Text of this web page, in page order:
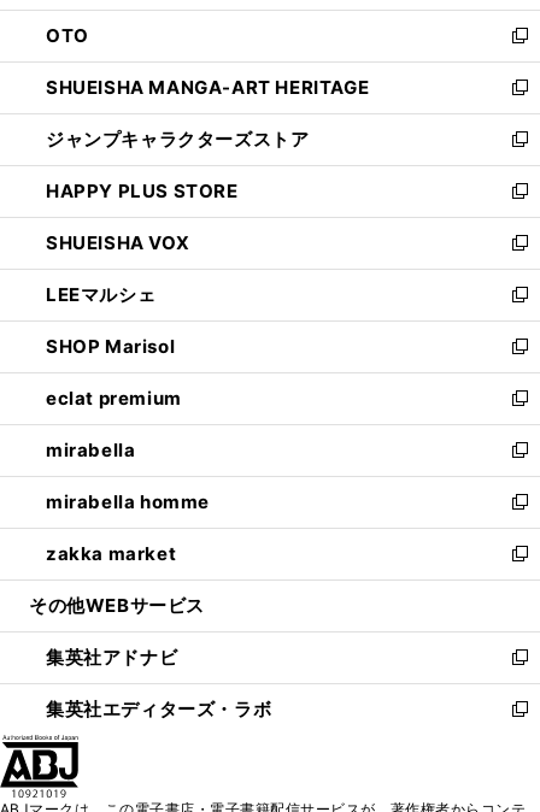
ウ
で
開
く
ン
ド
ウ
で
開
く
OTO
新
し
い
ウ
ィ
ン
ド
ウ
で
開
く
SHUEISHA MANGA-ART HERITAGE
新
し
い
ウ
ィ
ン
ド
ウ
で
開
く
ジャンプキャラクターズストア
新
し
い
ウ
ィ
ン
ド
ウ
で
開
く
HAPPY PLUS STORE
新
し
い
ウ
ィ
ン
ド
ウ
で
開
く
SHUEISHA VOX
新
し
い
ウ
ィ
ン
ド
ウ
で
開
く
LEEマルシェ
新
し
い
ウ
ィ
ン
ド
ウ
で
開
く
SHOP Marisol
新
し
い
ウ
ィ
ン
ド
ウ
で
開
eclat premium
新
し
い
ウ
ィ
ン
ド
ウ
開
く
mirabella
新
し
い
ウ
ィ
ン
ウ
で
開
く
mirabella homme
新
し
い
ウ
ン
ド
ウ
で
zakka market
新
し
ウ
ィ
ン
ド
その他WEBサービス
集英社アドナビ
新
し
い
集英社エディターズ・ラボ
新